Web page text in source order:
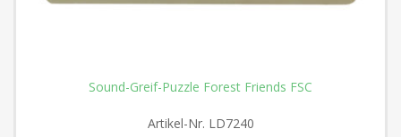
Sound-Greif-Puzzle Forest Friends FSC
Artikel-Nr. LD7240